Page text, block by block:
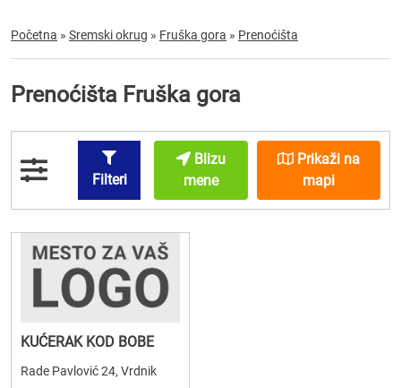
Početna » Sremski okrug » Fruška gora » Prenoćišta
Prenoćišta Fruška gora
Filteri
Blizu
mene
Prikaži na
mapi
KUĆERAK KOD BOBE
Rade Pavlović 24, Vrdnik